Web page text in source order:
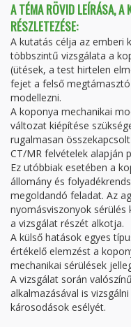
A TÉMA RÖVID LEÍRÁSA, A
RÉSZLETEZÉSE:
A kutatás célja az emberi
többszintű vizsgálata a
(ütések, a test hirtelen
fejet a felső
modellezni.
A koponya mechanikai
változat kiépítése
rugalmasan
CT/MR felvételek alapján
Ez utóbbiak esetében a
állomány és
megoldandó feladat. Az
nyomásviszonyok sérülés
a vizsgálat részét alkotja.
A külső hatások egyes
értékelő elemzést a
mechanikai sérülések
A vizsgálat során
alkalmazásával is
károsodások esélyét.